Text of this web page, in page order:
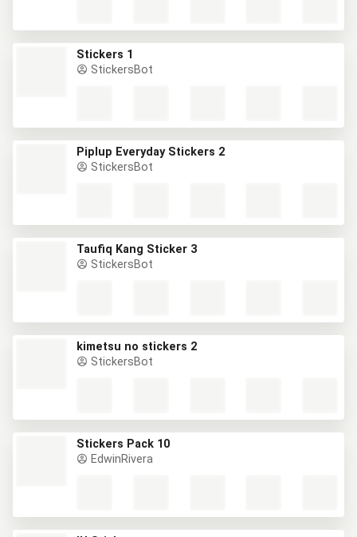
Stickers 1
StickersBot
Piplup Everyday Stickers 2
StickersBot
Taufiq Kang Sticker 3
StickersBot
kimetsu no stickers 2
StickersBot
Stickers Pack 10
EdwinRivera